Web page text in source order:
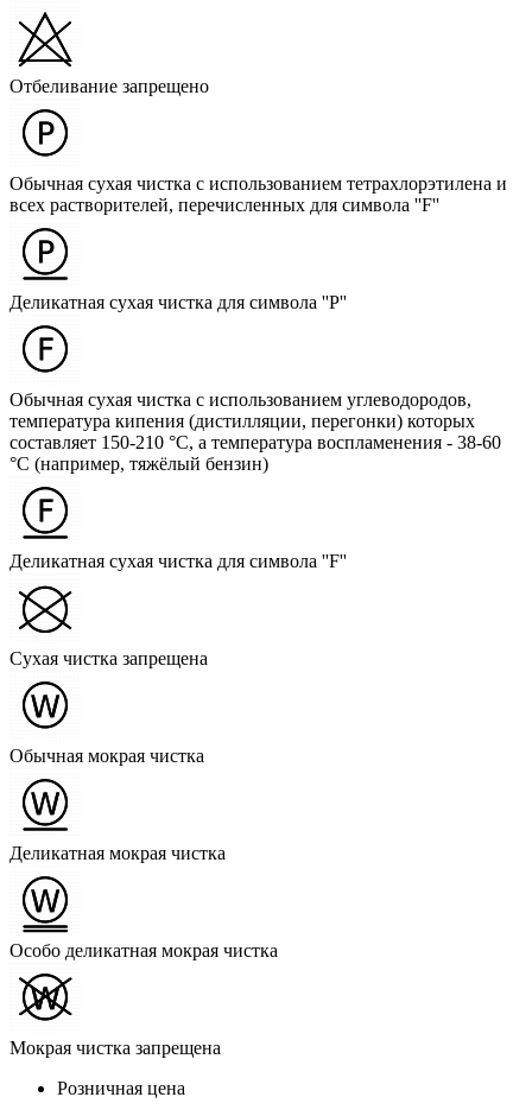
Отбеливание запрещено
Обычная сухая чистка с использованием тетрахлорэтилена и
всех растворителей, перечисленных для символа ''F''
Деликатная сухая чистка для символа ''P''
Обычная сухая чистка с использованием углеводородов,
температура кипения (дистилляции, перегонки) которых
составляет 150-210 °C, а температура воспламенения - 38-60
°C (например, тяжёлый бензин)
Деликатная сухая чистка для символа ''F''
Сухая чистка запрещена
Обычная мокрая чистка
Деликатная мокрая чистка
Особо деликатная мокрая чистка
Мокрая чистка запрещена
Розничная цена